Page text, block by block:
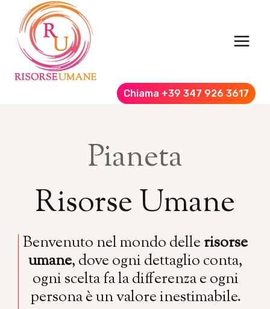
Salta
contenuto
Chiama +39 347 926 3617
Pianeta
Risorse Umane
Benvenuto nel mondo dellerisorse
umane, dove ogni dettaglio conta,
ogni scelta fa la differenza e ogni
persona è un valore inestimabile.